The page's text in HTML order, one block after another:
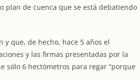
plan de cuenca que se está debatiendo
y que, de hecho, hace 5 años el
y las firmas presentadas por la
sólo 6 hectómetros para regar “porque